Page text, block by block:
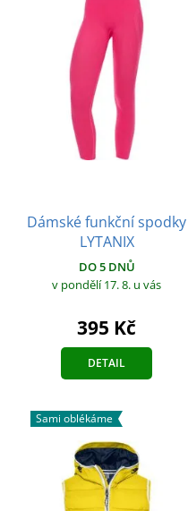
Dámské funkční spodky
LYTANIX
DO 5 DNŮ
v pondělí 17. 8. u vás
395 Kč
DETAIL
Sami oblékáme